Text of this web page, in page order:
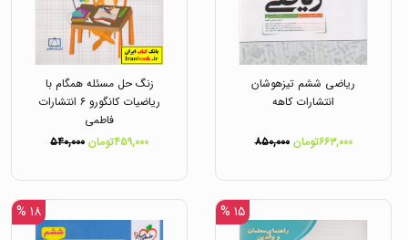
ریاضی ششم تیزهوشان
انتشارات کاهه
۶۶۳,۰۰۰تومان ۸۵۰,۰۰۰
زنگ حل مسئله همگام با
ریاضیات کانگورو ۶ انتشارات
فاطمی
۴۵۹,۰۰۰تومان
۵۴۰,۰۰۰
۱۵ % ۱۸ %